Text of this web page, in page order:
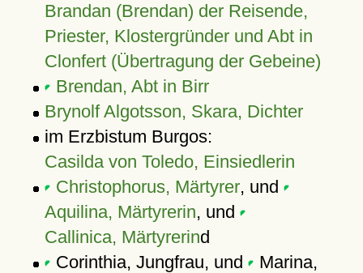
Brandan (Brendan) der Reisende,
Priester, Klostergründer und Abt in
Clonfert (Übertragung der Gebeine)
Brendan, Abt in Birr
Brynolf Algotsson, Skara, Dichter
im Erzbistum Burgos:
Casilda von Toledo, Einsiedlerin
Christophorus, Märtyrer, und
Aquilina, Märtyrerin, und
Callinica, Märtyrerind
Corinthia, Jungfrau, und
Marina,